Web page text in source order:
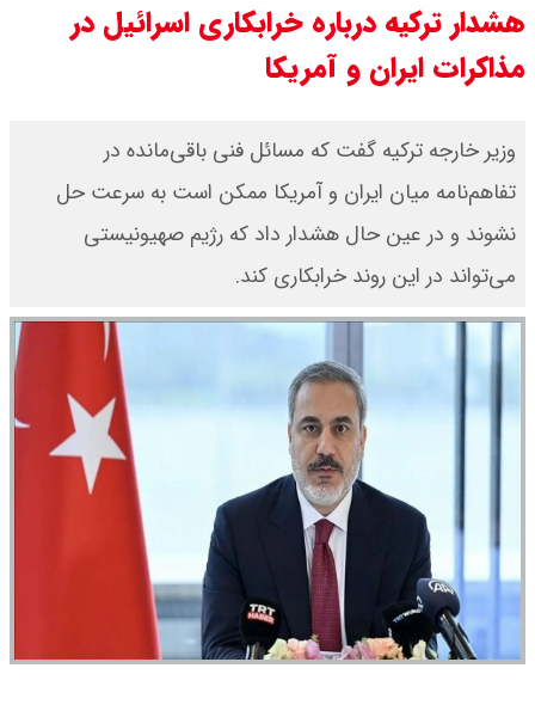
هشدار ترکیه درباره خرابکاری اسرائیل در
مذاکرات ایران و آمریکا
وزیر خارجه ترکیه گفت که مسائل فنی باقی‌مانده در
تفاهم‌نامه میان ایران و آمریکا ممکن است به سرعت حل
نشوند و در عین حال هشدار داد که رژیم صهیونیستی
می‌تواند در این روند خرابکاری کند.